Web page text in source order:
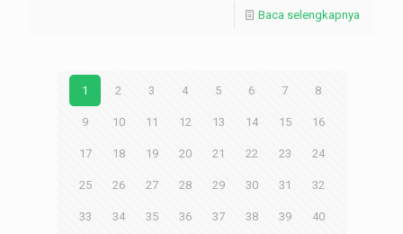
Baca selengkapnya
1 2 3 4 5 6 7 8
9 10 11 12 13 14 15 16
17 18 19 20 21 22 23 24
25 26 27 28 29 30 31 32
33 34 35 36 37 38 39 40